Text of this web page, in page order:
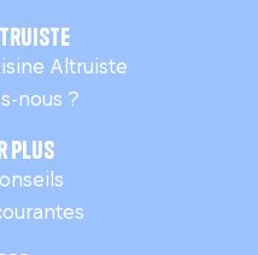
Altruiste
nous ?
plus